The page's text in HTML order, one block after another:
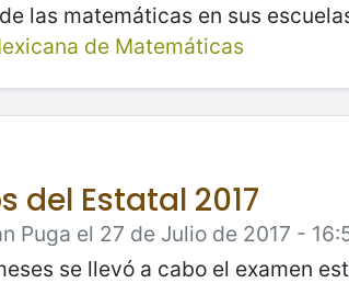
las matemáticas en sus
de Matemáticas
del Estatal 2017
Puga el 27 de Julio de 2017 -
se llevó a cabo el examen